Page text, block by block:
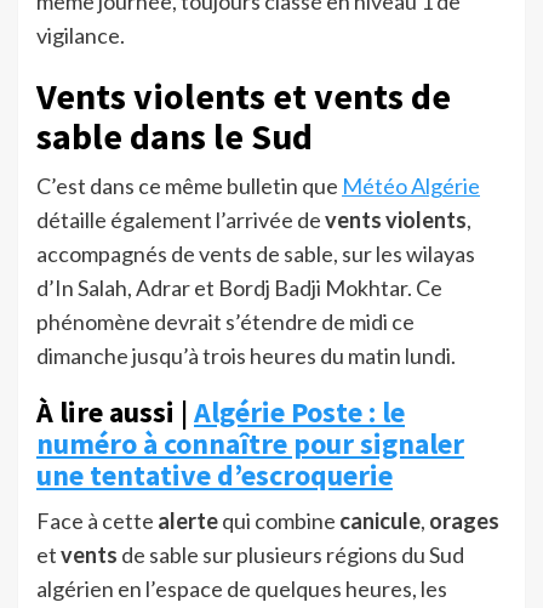
vigilance.
Vents violents et vents de
sable dans le Sud
C’est dans ce même bulletin que Météo Algérie
détaille également l’arrivée devents violents,
accompagnés de vents de sable, sur les wilayas
d’In Salah, Adrar et Bordj Badji Mokhtar. Ce
phénomène devrait s’étendre de midi ce
dimanche jusqu’à trois heures du matin lundi.
À lire aussi |Algérie Poste : le
numéro à connaître pour signaler
une tentative d’escroquerie
Face à cette alertequi combine canicule, orages
etvents de sable sur plusieurs régions du Sud
algérien en l’espace de quelques heures, les